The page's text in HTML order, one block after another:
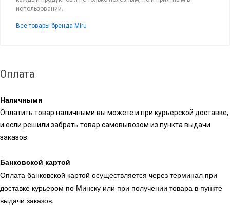
использовании.
Все товары бренда Miru
Оплата
Наличными
Оплатить товар наличными вы можете и при курьерской доставке,
и если решили забрать товар самовывозом из пункта выдачи
заказов.
Банковской картой
Оплата банковской картой осуществляется через терминал при
доставке курьером по Минску или при получении товара в пункте
выдачи заказов.